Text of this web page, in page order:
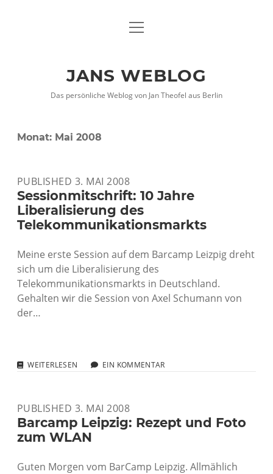
DATENSCHUTZHINWEISE
twitterfacebook
xing
Menü
JANS WEBLOG
Das persönliche Weblog von Jan Theofel aus Berlin
Monat: Mai 2008
PUBLISHED 3. MAI 2008
Sessionmitschrift: 10 Jahre
Liberalisierung des
Telekommunikationsmarkts
Meine erste Session auf dem Barcamp Leizpig dreht
sich um die Liberalisierung des
Telekommunikationsmarkts in Deutschland.
Gehalten wir die Session von Axel Schumann von
der…
WEITERLESEN SESSIONMITSCHRIFT:
DES
TELEKOMMUNIKATIONSMARKTS
EIN KOMMENTAR
PUBLISHED 3. MAI 2008
Barcamp Leipzig: Rezept und Foto
zum WLAN
Guten Morgen vom BarCamp Leipzig. Allmählich